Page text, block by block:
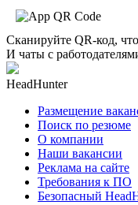
Сканируйте QR-код,
И чаты с
HeadHunter
Размещение
Поиск по резюме
О компании
Наши вакансии
Реклама на сайте
Требования к ПО
Безопасный